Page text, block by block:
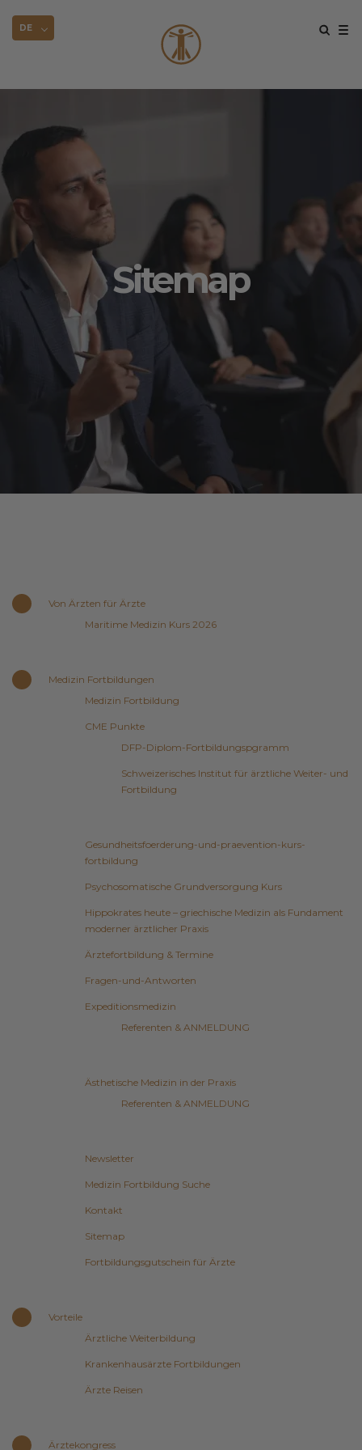
DE
Sitemap
Von Ärzten für Ärzte
Maritime Medizin Kurs 2026
Medizin Fortbildungen
Medizin Fortbildung
CME Punkte
DFP-Diplom-Fortbildungspgramm
Schweizerisches Institut für ärztliche Weiter- und
Fortbildung
Gesundheitsfoerderung-und-praevention-kurs-
fortbildung
Psychosomatische Grundversorgung Kurs
Hippokrates heute – griechische Medizin als Fundament
moderner ärztlicher Praxis
Ärztefortbildung & Termine
Fragen-und-Antworten
Expeditionsmedizin
Referenten & ANMELDUNG
Ästhetische Medizin in der Praxis
Referenten & ANMELDUNG
Newsletter
Medizin Fortbildung Suche
Kontakt
Sitemap
Fortbildungsgutschein für Ärzte
Vorteile
Ärztliche Weiterbildung
Krankenhausärzte Fortbildungen
Ärzte Reisen
Ärztekongress